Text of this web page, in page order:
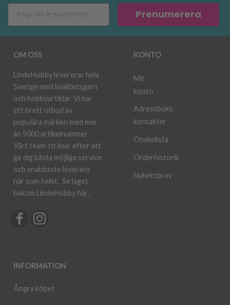
Prenumerera
OM OSS
LindeHobby levererar hela
Sverige med kvalitetsgarn
och hobbyartiklar. Vi har
ett brett utbud av
populära märken med mer
än 5000 artikelnummer.
Vårt team strävar efter att
ge dig bästa möjliga service
och snabbaste leverans
när som helst. Se laget
bakom LindeHobby här..
INFORMATION
Ångra köpet
KONTO
Mit
konto
Adressboks
kontakter
Önskelista
Orderhistorik
Nyhetsbrev